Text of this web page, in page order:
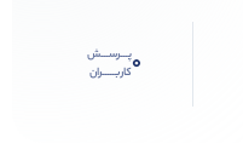
0پـــرســـش
کاربـــــران